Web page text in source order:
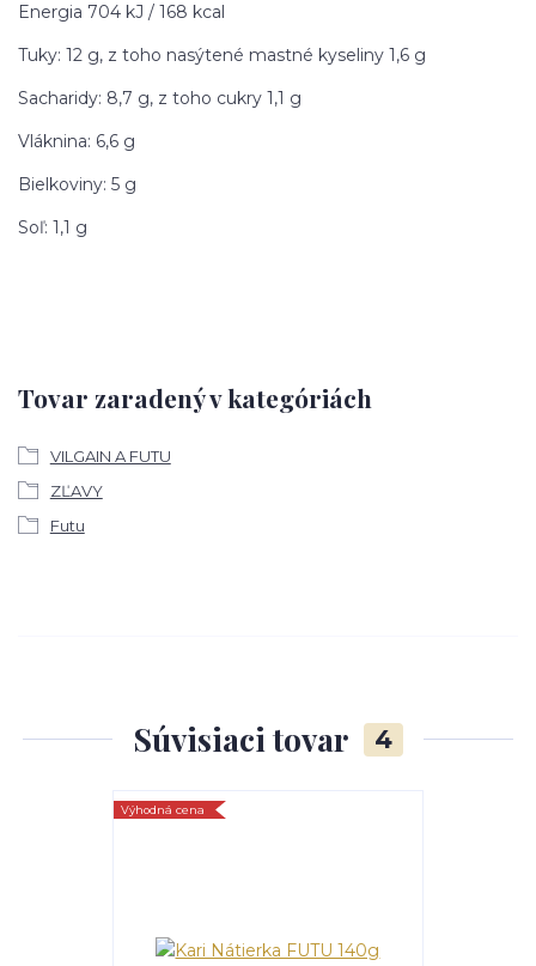
Energia 704 kJ / 168 kcal
Tuky: 12 g, z toho nasýtené mastné kyseliny 1,6 g
Sacharidy: 8,7 g, z toho cukry 1,1 g
Vláknina: 6,6 g
Bielkoviny: 5 g
Soľ: 1,1 g
Tovar zaradený v kategóriách
VILGAIN A FUTU
ZĽAVY
Futu
Súvisiaci tovar 4
Výhodná cena